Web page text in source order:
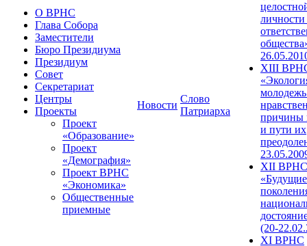
О ВРНС
Глава Собора
Заместители
Бюро Президиума
Президиум
Совет
Секретариат
Центры
Проекты
Проект
«Образование»
Проект
«Демография»
Проект ВРНС
«Экономика»
Общественные
приемные
Новости
Слово
Патриарха
XIII
причины
и пути их
XII ВРНС
«Будущие
(20-
XI ВРНС